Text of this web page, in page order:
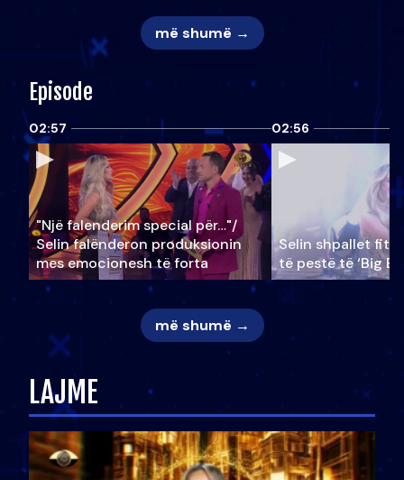
më shumë →
Episode
02:57
"Një falenderim special për…"/
Selin falënderon produksionin
mes emocionesh të forta
02:56
Selin shpallet
të pestë të ‘Big
më shumë →
LAJME